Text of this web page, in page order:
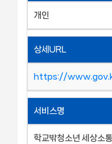
개인
상세URL
https://
서비스명
학교밖청소년 세상소